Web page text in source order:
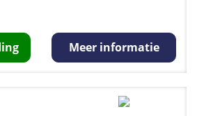
Meer informatie